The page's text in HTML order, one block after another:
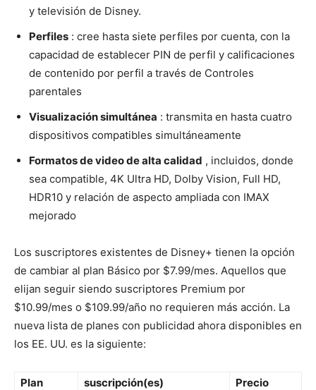
y televisión de Disney.
Perfiles : cree hasta siete perfiles por cuenta, con la
capacidad de establecer PIN de perfil y calificaciones
de contenido por perfil a través de Controles
parentales
Visualización simultánea : transmita en hasta cuatro
dispositivos compatibles simultáneamente
Formatos de video de alta calidad , incluidos, donde
sea compatible, 4K Ultra HD, Dolby Vision, Full HD,
HDR10 y relación de aspecto ampliada con IMAX
mejorado
Los suscriptores existentes de Disney+ tienen la opción
de cambiar al plan Básico por $7.99/mes. Aquellos que
elijan seguir siendo suscriptores Premium por
$10.99/mes o $109.99/año no requieren más acción. La
nueva lista de planes con publicidad ahora disponibles en
los EE. UU. es la siguiente:
Plan suscripción(es) Precio